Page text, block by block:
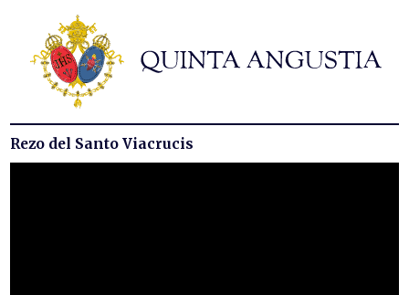
Hermandad
Titulares
Historia y patrimonio
Noticias
Contacto
Rezo del Santo Viacrucis